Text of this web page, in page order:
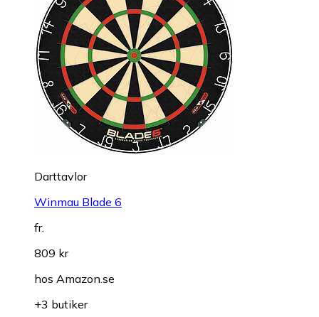
Darttavlor
Winmau Blade 6
fr.
809 kr
hos Amazon.se
+3 butiker